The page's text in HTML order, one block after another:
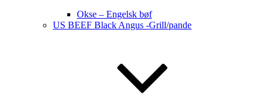
Okse – Engelsk bøf
US BEEF Black Angus -Grill/pande